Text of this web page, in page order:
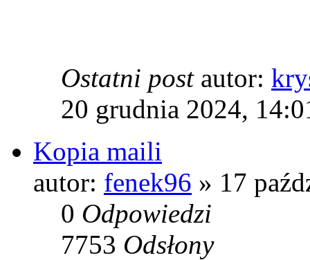
Ostatni post autor:
20 grudnia 2024,
Kopia maili
autor: fenek96 » 17
0 Odpowiedzi
7753 Odsłony